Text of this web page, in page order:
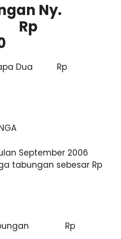
Ny.
Rp
Dua Rp
September 2006
tabungan sebesar Rp
tabungan Rp